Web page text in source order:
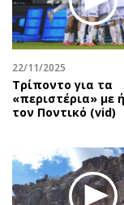
22/11/2025
Τρίποντο για τα
«περιστέρια» με
τον Ποντικό (vid)